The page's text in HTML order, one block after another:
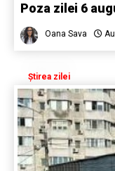
Poza zilei 6
Oana Sava
Știrea zilei